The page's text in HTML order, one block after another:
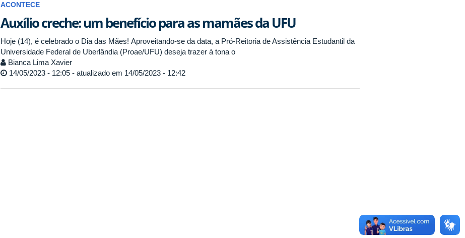
ACONTECE
Auxílio creche: um benefício para as mamães da UFU
Hoje (14), é celebrado o Dia das Mães! Aproveitando-se da data, a Pró-Reitoria de Assistência Estudantil da
Universidade Federal de Uberlândia (Proae/UFU) deseja trazer à tona o
Bianca Lima Xavier
14/05/2023 - 12:05 - atualizado em 14/05/2023 - 12:42